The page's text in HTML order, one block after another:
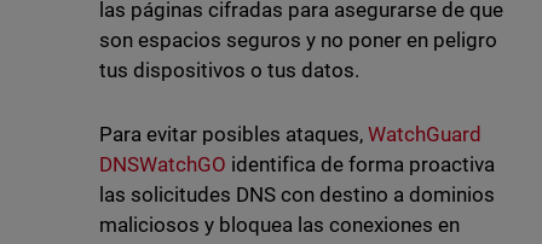
las páginas cifradas para asegurarse de que
son espacios seguros y no poner en peligro
tus dispositivos o tus datos.
Para evitar posibles ataques, WatchGuard
DNSWatchGO identifica de forma proactiva
las solicitudes DNS con destino a dominios
maliciosos y bloquea las conexiones en